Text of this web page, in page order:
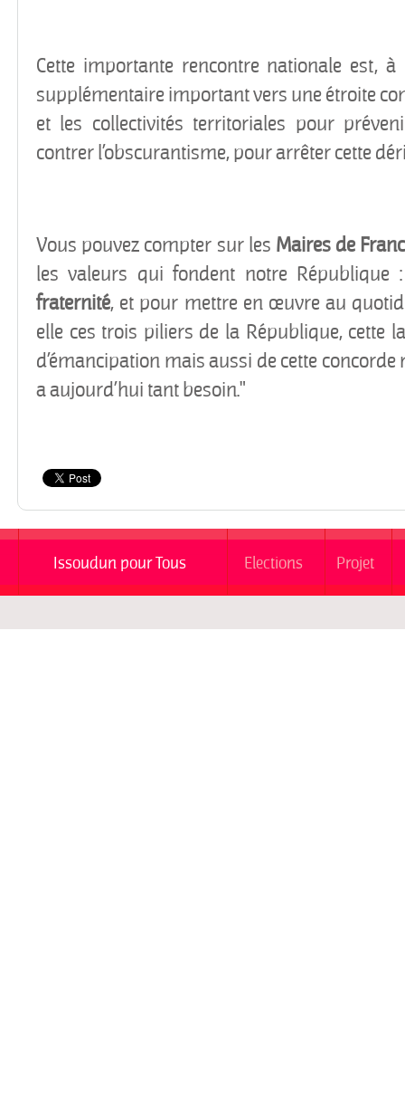
Cette importante rencontre nationale est,
supplémentaire important vers une étroite
et les collectivités territoriales pour
contrer l’obscurantisme, pour arrêter cette
Vous pouvez compter sur les Maires de
les valeurs qui fondent notre République
fraternité, et pour mettre en œuvre au
elle ces trois piliers de la République, cette
d’émancipation mais aussi de cette
a aujourd’hui tant besoin."
Issoudun pour Tous Elections Projet